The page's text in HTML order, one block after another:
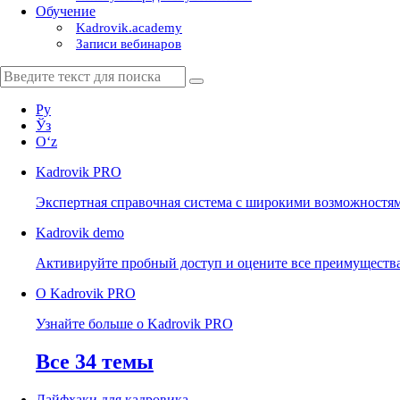
Обучение
Kadrovik.academy
Записи вебинаров
Ру
Ўз
Oʻz
Kadrovik PRO
Экспертная справочная система с широкими
Kadrovik demo
Активируйте пробный доступ и оцените все
О Kadrovik PRO
Узнайте больше о Kadrovik PRO
Все 34 темы